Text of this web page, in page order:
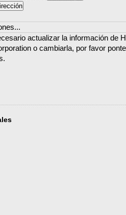
actualizar la información de
o cambiarla, por favor